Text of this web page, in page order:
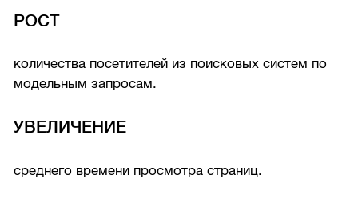
РОСТ
количества посетителей из поисковых систем по
модельным запросам.
УВЕЛИЧЕНИЕ
среднего времени просмотра страниц.